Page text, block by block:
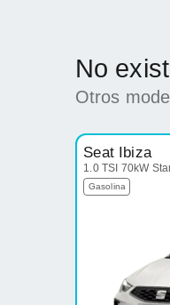
No
Otros
Seat Ibiza
1.0 TSI 70kW
Gasolina